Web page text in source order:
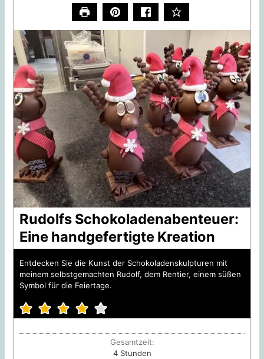
Rudolfs Schokoladenabenteuer:
Eine handgefertigte Kreation
Entdecken Sie die Kunst der Schokoladenskulpturen mit
meinem selbstgemachten Rudolf, dem Rentier, einem süßen
Symbol für die Feiertage.
Gesamtzeit:
4Stunden
Stunden